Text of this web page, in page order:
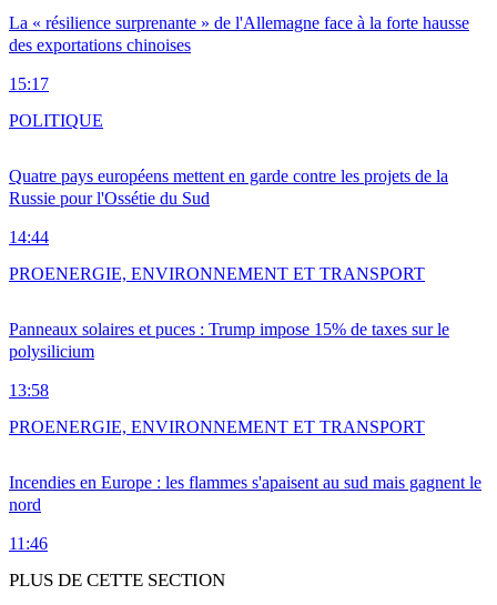
La « résilience surprenante » de l'Allemagne face à la forte hausse
des exportations chinoises
15:17
Quatre pays européens mettent en garde contre les projets de la
Russie pour l'Ossétie du Sud
14:44
POLITIQUE
Panneaux solaires et puces : Trump impose 15% de taxes sur le
polysilicium
13:58
PROENERGIE, ENVIRONNEMENT ET TRANSPORT
Incendies en Europe : les flammes s'apaisent au sud mais gagnent le
nord
11:46
PROENERGIE, ENVIRONNEMENT ET TRANSPORT
PLUS DE CETTE SECTION